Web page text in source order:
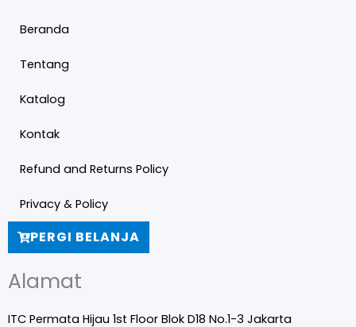
Beranda
Tentang
Katalog
Kontak
Refund and Returns Policy
Privacy & Policy
PERGI BELANJA
Alamat
ITC Permata Hijau 1st Floor Blok D18 No.1-3 Jakarta